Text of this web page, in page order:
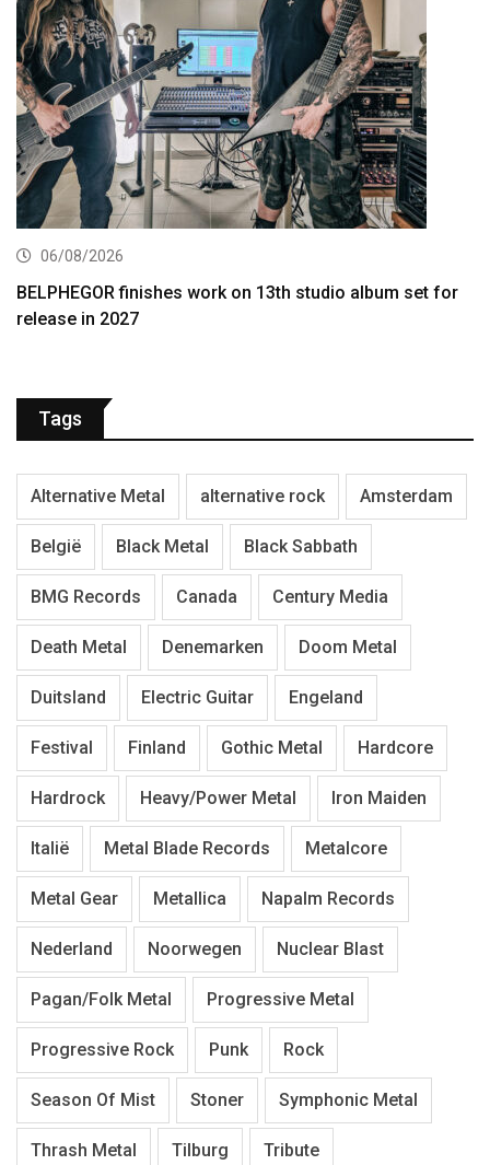
06/08/2026
BELPHEGOR finishes work on 13th studio album set for
release in 2027
Tags
Alternative Metal alternative rock Amsterdam
België Black Metal Black Sabbath
BMG Records Canada Century Media
Death Metal Denemarken Doom Metal
Duitsland Electric Guitar Engeland
Festival Finland Gothic Metal Hardcore
Hardrock Heavy/Power Metal Iron Maiden
Italië Metal Blade Records Metalcore
Metal Gear Metallica Napalm Records
Nederland Noorwegen Nuclear Blast
Pagan/Folk Metal Progressive Metal
Progressive Rock Punk Rock
Season Of Mist Stoner Symphonic Metal
Thrash Metal Tilburg Tribute